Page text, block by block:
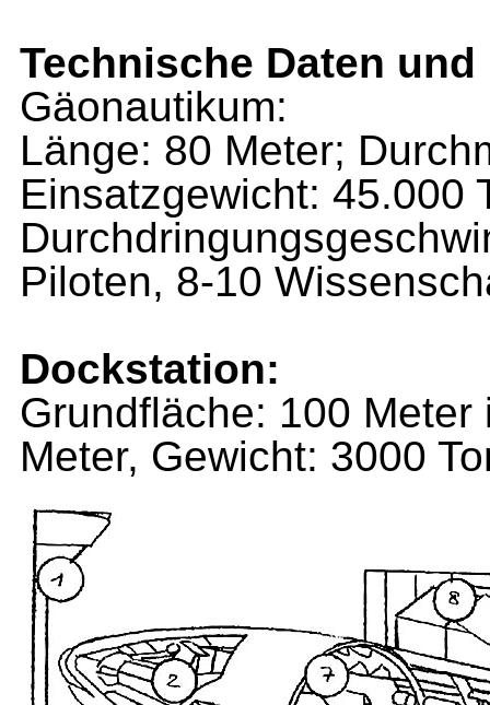
Technische Daten und
Gäonautikum:
Länge: 80 Meter;
Einsatzgewicht: 45.000
Piloten, 8-10
Dockstation:
Grundfläche: 100
Meter, Gewicht: 3000